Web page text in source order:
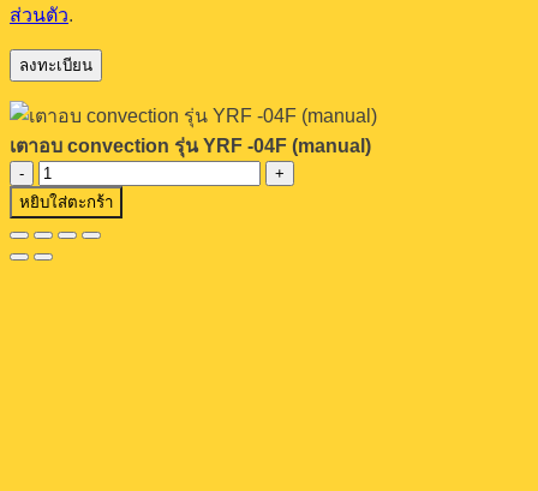
ส่วนตัว.
ลงทะเบียน
เตาอบ convection รุ่น YRF -04F (manual)
จำนวน
เตา
อบ
convection
หยิบใส่ตะกร้า